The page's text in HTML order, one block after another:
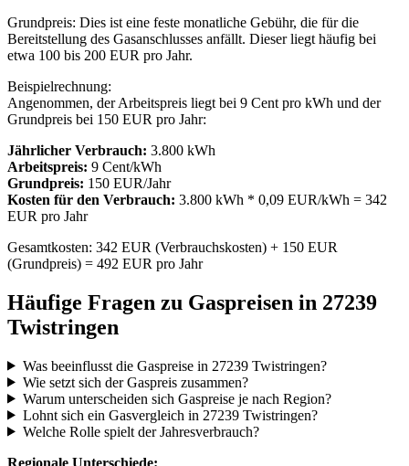
Grundpreis: Dies ist eine feste monatliche Gebühr, die für die
Bereitstellung des Gasanschlusses anfällt. Dieser liegt häufig bei
etwa 100 bis 200 EUR pro Jahr.
Beispielrechnung:
Angenommen, der Arbeitspreis liegt bei 9 Cent pro kWh und der
Grundpreis bei 150 EUR pro Jahr:
Jährlicher Verbrauch: 3.800 kWh
Arbeitspreis: 9 Cent/kWh
Grundpreis: 150 EUR/Jahr
Kosten für den Verbrauch: 3.800 kWh * 0,09 EUR/kWh = 342
EUR pro Jahr
Gesamtkosten: 342 EUR (Verbrauchskosten) + 150 EUR
(Grundpreis) = 492 EUR pro Jahr
Häufige Fragen zu Gaspreisen in 27239
Twistringen
Was beeinflusst die Gaspreise in 27239 Twistringen?
Wie setzt sich der Gaspreis zusammen?
Warum unterscheiden sich Gaspreise je nach Region?
Lohnt sich ein Gasvergleich in 27239 Twistringen?
Welche Rolle spielt der Jahresverbrauch?
Regionale Unterschiede: